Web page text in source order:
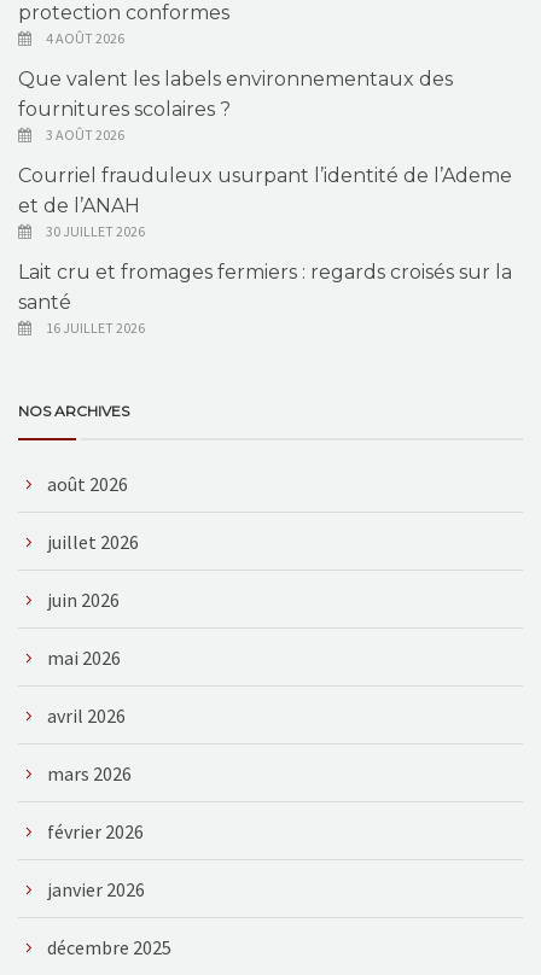
protection conformes
4 AOÛT 2026
Que valent les labels environnementaux des
fournitures scolaires ?
3 AOÛT 2026
Courriel frauduleux usurpant l’identité de l’Ademe
et de l’ANAH
30 JUILLET 2026
Lait cru et fromages fermiers : regards croisés sur la
santé
16 JUILLET 2026
NOS ARCHIVES
août 2026
juillet 2026
juin 2026
mai 2026
avril 2026
mars 2026
février 2026
janvier 2026
décembre 2025